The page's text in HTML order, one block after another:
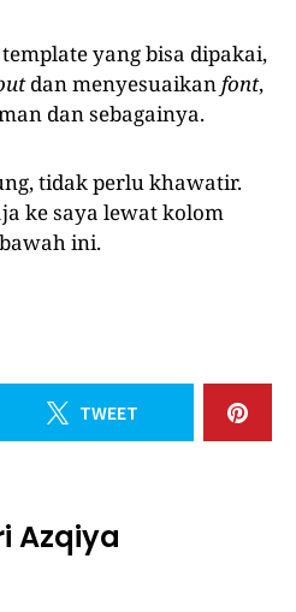
yang bisa dipakai,
dan menyesuaikanfont,
dan sebagainya.
tidak perlu khawatir.
ke saya lewat kolom
ini.
TWEET
Azqiya